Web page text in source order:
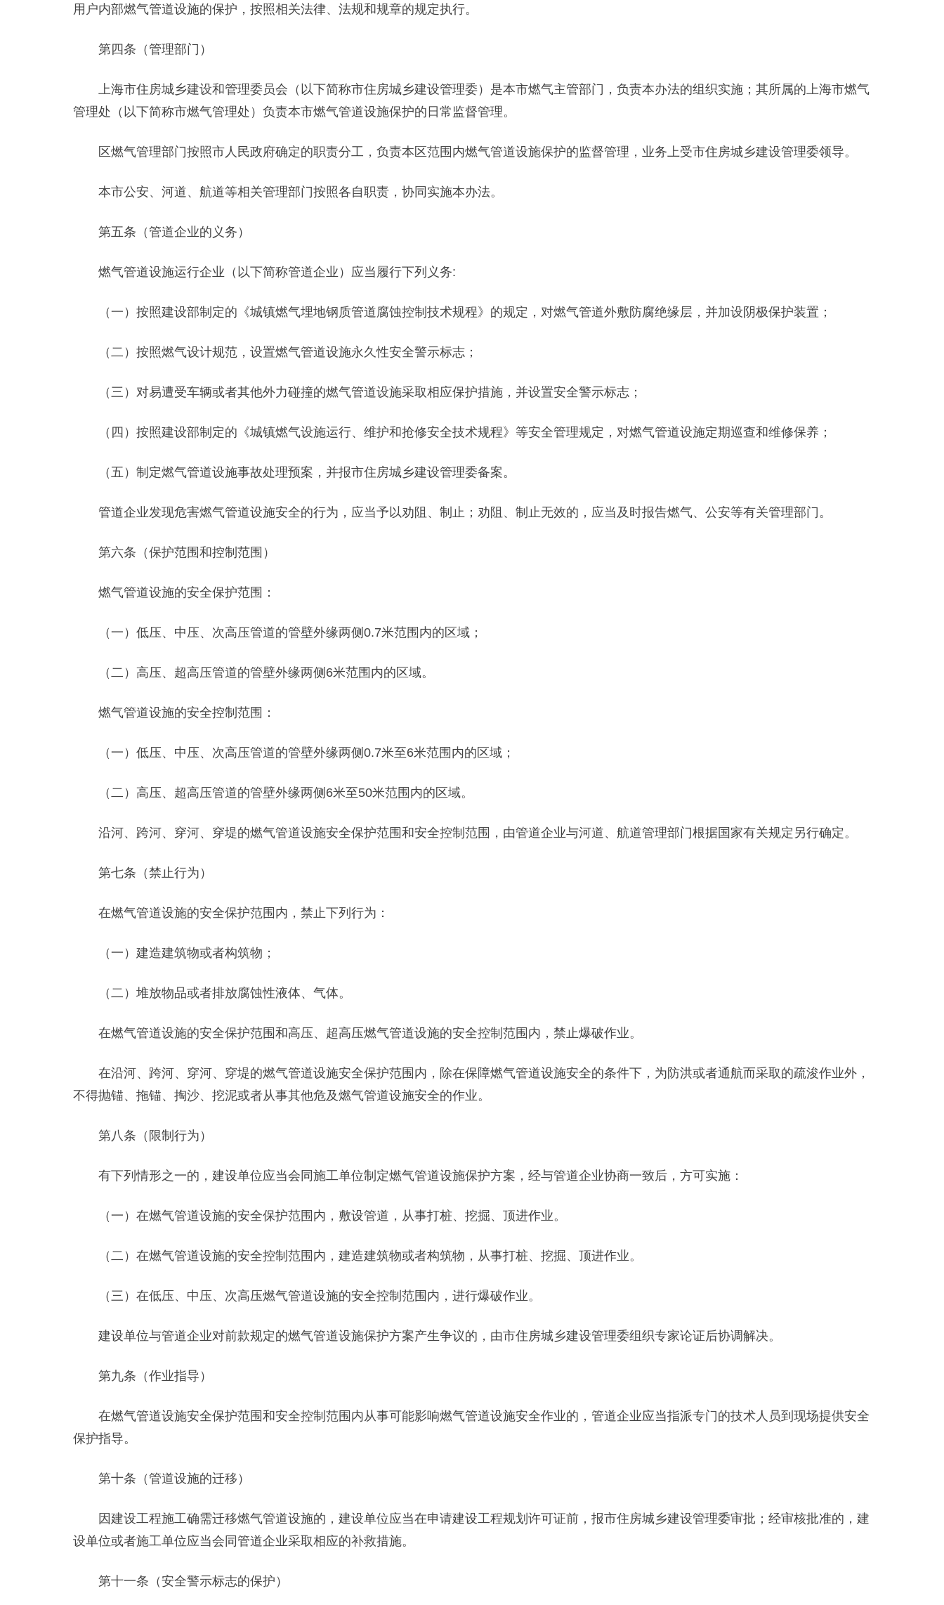
用户内部燃气管道设施的保护，按照相关法律、法规和规章的规定执行。
第四条（管理部门）
上海市住房城乡建设和管理委员会（以下简称市住房城乡建设管理委）是本市燃气主管部门，负责本办法的组织实施；其所属的上海市燃气
管理处（以下简称市燃气管理处）负责本市燃气管道设施保护的日常监督管理。
区燃气管理部门按照市人民政府确定的职责分工，负责本区范围内燃气管道设施保护的监督管理，业务上受市住房城乡建设管理委领导。
本市公安、河道、航道等相关管理部门按照各自职责，协同实施本办法。
第五条（管道企业的义务）
燃气管道设施运行企业（以下简称管道企业）应当履行下列义务:
（一）按照建设部制定的《城镇燃气埋地钢质管道腐蚀控制技术规程》的规定，对燃气管道外敷防腐绝缘层，并加设阴极保护装置；
（二）按照燃气设计规范，设置燃气管道设施永久性安全警示标志；
（三）对易遭受车辆或者其他外力碰撞的燃气管道设施采取相应保护措施，并设置安全警示标志；
（四）按照建设部制定的《城镇燃气设施运行、维护和抢修安全技术规程》等安全管理规定，对燃气管道设施定期巡查和维修保养；
（五）制定燃气管道设施事故处理预案，并报市住房城乡建设管理委备案。
管道企业发现危害燃气管道设施安全的行为，应当予以劝阻、制止；劝阻、制止无效的，应当及时报告燃气、公安等有关管理部门。
第六条（保护范围和控制范围）
燃气管道设施的安全保护范围：
（一）低压、中压、次高压管道的管壁外缘两侧0.7米范围内的区域；
（二）高压、超高压管道的管壁外缘两侧6米范围内的区域。
燃气管道设施的安全控制范围：
（一）低压、中压、次高压管道的管壁外缘两侧0.7米至6米范围内的区域；
（二）高压、超高压管道的管壁外缘两侧6米至50米范围内的区域。
沿河、跨河、穿河、穿堤的燃气管道设施安全保护范围和安全控制范围，由管道企业与河道、航道管理部门根据国家有关规定另行确定。
第七条（禁止行为）
在燃气管道设施的安全保护范围内，禁止下列行为：
（一）建造建筑物或者构筑物；
（二）堆放物品或者排放腐蚀性液体、气体。
在燃气管道设施的安全保护范围和高压、超高压燃气管道设施的安全控制范围内，禁止爆破作业。
在沿河、跨河、穿河、穿堤的燃气管道设施安全保护范围内，除在保障燃气管道设施安全的条件下，为防洪或者通航而采取的疏浚作业外，
不得抛锚、拖锚、掏沙、挖泥或者从事其他危及燃气管道设施安全的作业。
第八条（限制行为）
有下列情形之一的，建设单位应当会同施工单位制定燃气管道设施保护方案，经与管道企业协商一致后，方可实施：
（一）在燃气管道设施的安全保护范围内，敷设管道，从事打桩、挖掘、顶进作业。
（二）在燃气管道设施的安全控制范围内，建造建筑物或者构筑物，从事打桩、挖掘、顶进作业。
（三）在低压、中压、次高压燃气管道设施的安全控制范围内，进行爆破作业。
建设单位与管道企业对前款规定的燃气管道设施保护方案产生争议的，由市住房城乡建设管理委组织专家论证后协调解决。
第九条（作业指导）
在燃气管道设施安全保护范围和安全控制范围内从事可能影响燃气管道设施安全作业的，管道企业应当指派专门的技术人员到现场提供安全
保护指导。
第十条（管道设施的迁移）
因建设工程施工确需迁移燃气管道设施的，建设单位应当在申请建设工程规划许可证前，报市住房城乡建设管理委审批；经审核批准的，建
设单位或者施工单位应当会同管道企业采取相应的补救措施。
第十一条（安全警示标志的保护）